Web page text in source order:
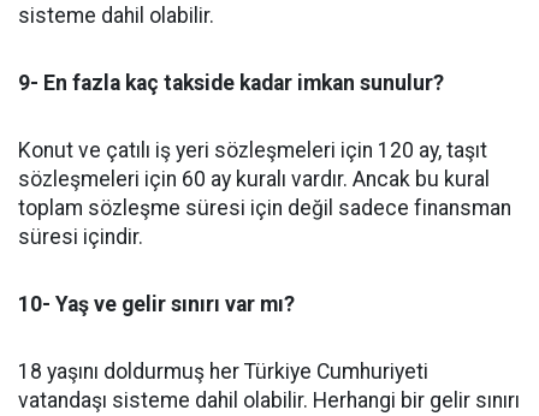
sisteme dahil olabilir.
9- En fazla kaç takside kadar imkan sunulur?
Konut ve çatılı iş yeri sözleşmeleri için 120 ay, taşıt
sözleşmeleri için 60 ay kuralı vardır. Ancak bu kural
toplam sözleşme süresi için değil sadece finansman
süresi içindir.
10- Yaş ve gelir sınırı var mı?
18 yaşını doldurmuş her Türkiye Cumhuriyeti
vatandaşı sisteme dahil olabilir. Herhangi bir gelir sınırı